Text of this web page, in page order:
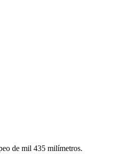
de mil 435 milímetros.